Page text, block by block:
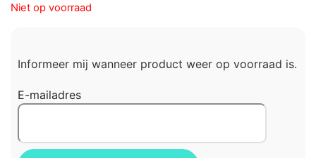
Niet op voorraad
Informeer mij wanneer product weer op voorraad is.
E-mailadres